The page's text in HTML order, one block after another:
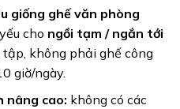
giống ghế văn phòng
cho ngồi tạm / ngắn tới
không phải ghế công
giờ/ngày.
nâng cao: không có các